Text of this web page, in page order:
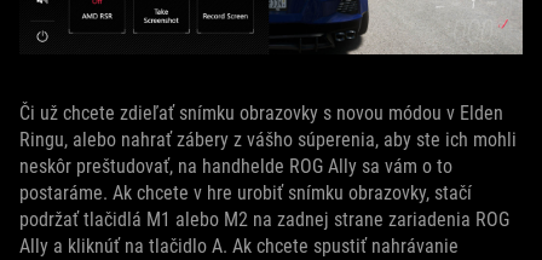
Či už chcete zdieľať snímku obrazovky s novou módou v Elden
Ringu, alebo nahrať zábery z vášho súperenia, aby ste ich mohli
neskôr preštudovať, na handhelde ROG Ally sa vám o to
postaráme. Ak chcete v hre urobiť snímku obrazovky, stačí
podržať tlačidlá M1 alebo M2 na zadnej strane zariadenia ROG
Ally a kliknúť na tlačidlo A. Ak chcete spustiť nahrávanie